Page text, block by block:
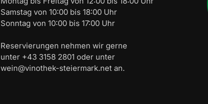
Samstag von 10:00 bis 18:00 Uhr
Sonntag von 10:00 bis 17:00 Uhr
Reservierungen nehmen wir gerne
unter +43 3158 2801 oder unter
wein@vinothek-steiermark.net an.